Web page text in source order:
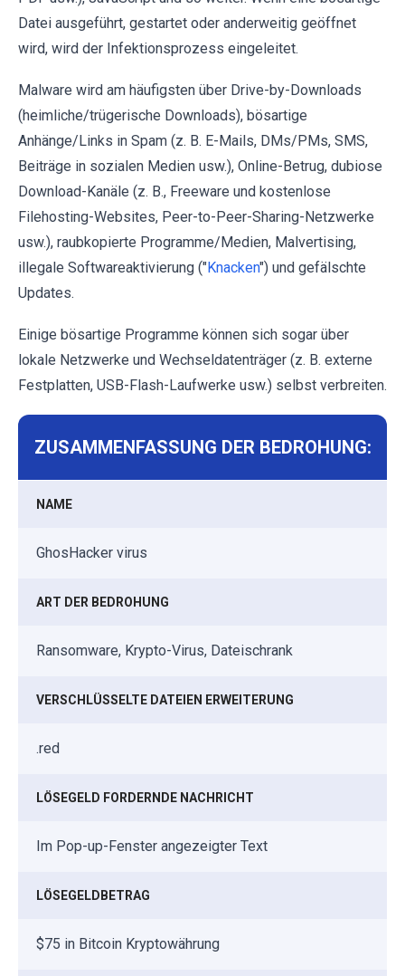
Datei ausgeführt, gestartet oder anderweitig geöffnet
wird, wird der Infektionsprozess eingeleitet.
Malware wird am häufigsten über Drive-by-Downloads
(heimliche/trügerische Downloads), bösartige
Anhänge/Links in Spam (z. B. E-Mails, DMs/PMs, SMS,
Beiträge in sozialen Medien usw.), Online-Betrug, dubiose
Download-Kanäle (z. B., Freeware und kostenlose
Filehosting-Websites, Peer-to-Peer-Sharing-Netzwerke
usw.), raubkopierte Programme/Medien, Malvertising,
illegale Softwareaktivierung ("Knacken") und gefälschte
Updates.
Einige bösartige Programme können sich sogar über
lokale Netzwerke und Wechseldatenträger (z. B. externe
Festplatten, USB-Flash-Laufwerke usw.) selbst verbreiten.
ZUSAMMENFASSUNG DER BEDROHUNG:
NAME
GhosHacker virus
ART DER BEDROHUNG
Ransomware, Krypto-Virus, Dateischrank
VERSCHLÜSSELTE DATEIEN ERWEITERUNG
.red
LÖSEGELD FORDERNDE NACHRICHT
Im Pop-up-Fenster angezeigter Text
LÖSEGELDBETRAG
$75 in Bitcoin Kryptowährung